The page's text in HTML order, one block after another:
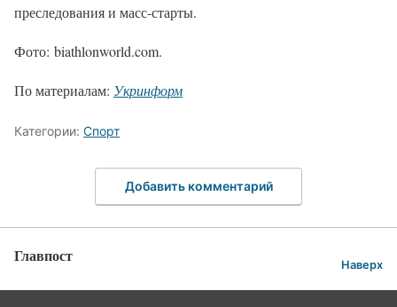
преследования и масс-старты.
Фото: biathlonworld.com.
По материалам: Укринформ
Категории: Спорт
Добавить комментарий
Главпост Наверх